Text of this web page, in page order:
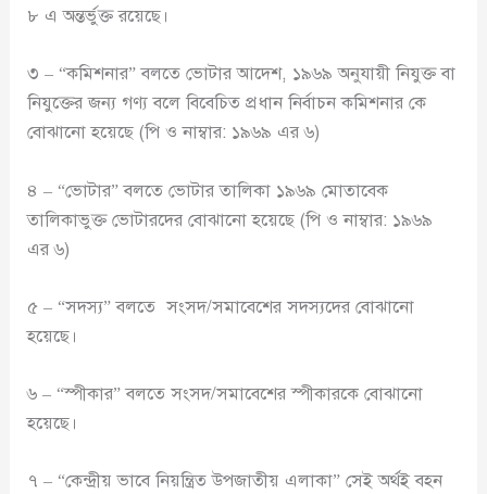
৮ এ অন্তর্ভুক্ত রয়েছে।
৩ – “কমিশনার” বলতে ভোটার আদেশ, ১৯৬৯ অনুযায়ী নিযুক্ত বা
নিযুক্তের জন্য গণ্য বলে বিবেচিত প্রধান নির্বাচন কমিশনার কে
বোঝানো হয়েছে (পি ও নাম্বার: ১৯৬৯ এর ৬)
৪ – “ভোটার” বলতে ভোটার তালিকা ১৯৬৯ মোতাবেক
তালিকাভুক্ত ভোটারদের বোঝানো হয়েছে (পি ও নাম্বার: ১৯৬৯
এর ৬)
৫ – “সদস্য” বলতে সংসদ/সমাবেশের সদস্যদের বোঝানো
হয়েছে।
৬ – “স্পীকার” বলতে সংসদ/সমাবেশের স্পীকারকে বোঝানো
হয়েছে।
৭ – “কেন্দ্রীয় ভাবে নিয়ন্ত্রিত উপজাতীয় এলাকা” সেই অর্থই বহন